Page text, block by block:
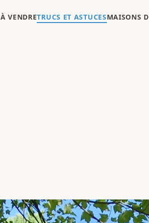
À VENDRETRUCS ET ASTUCESMAISONS